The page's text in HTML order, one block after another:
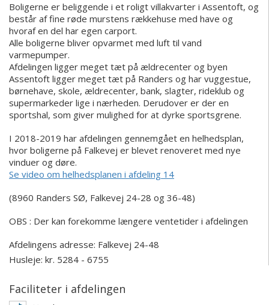
Boligerne er beliggende i et roligt villakvarter i Assentoft, og
består af fine røde murstens rækkehuse med have og
hvoraf en del har egen carport.
Alle boligerne bliver opvarmet med luft til vand
varmepumper.
Afdelingen ligger meget tæt på ældrecenter og byen
Assentoft ligger meget tæt på Randers og har vuggestue,
børnehave, skole, ældrecenter, bank, slagter, rideklub og
supermarkeder lige i nærheden. Derudover er der en
sportshal, som giver mulighed for at dyrke sportsgrene.
I 2018-2019 har afdelingen gennemgået en helhedsplan,
hvor boligerne på Falkevej er blevet renoveret med nye
vinduer og døre.
Se video om helhedsplanen i afdeling 14
(8960 Randers SØ, Falkevej 24-28 og 36-48)
OBS : Der kan forekomme længere ventetider i afdelingen
Afdelingens adresse: Falkevej 24-48
Husleje: kr. 5284 - 6755
Faciliteter i afdelingen